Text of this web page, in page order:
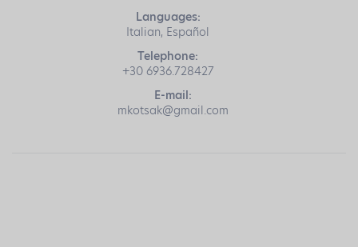
Languages:
Italian, Español
Telephone:
+30 6936.728427
E-mail:
mkotsak@gmail.com